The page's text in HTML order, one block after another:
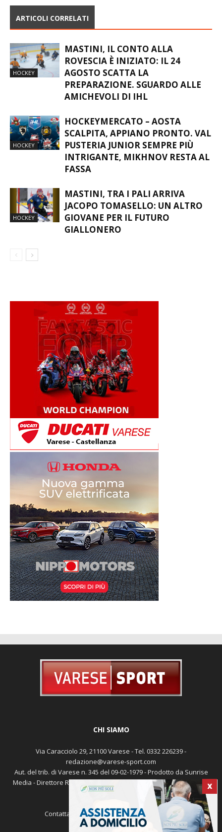
ARTICOLI CORRELATI
HOCKEY
MASTINI, IL CONTO ALLA
ROVESCIA È INIZIATO: IL 24
AGOSTO SCATTA LA
PREPARAZIONE. SGUARDO ALLE
AMICHEVOLI DI IHL
HOCKEY
HOCKEYMERCATO – AOSTA
SCALPITA, APPIANO PRONTO. VAL
PUSTERIA JUNIOR SEMPRE PIÙ
INTRIGANTE, MIKHNOV RESTA AL
FASSA
HOCKEY
MASTINI, TRA I PALI ARRIVA
JACOPO TOMASELLO: UN ALTRO
GIOVANE PER IL FUTURO
GIALLONERO
X
CHI SIAMO
Via Caracciolo 29, 21100 Varese - Tel. 0332 226239 -
redazione@varese-sport.com
Aut. del trib. di Varese n. 345 del 09-02-1979 - Prodotto da Sunrise
Media - Direttore Responsabile: Michele Marocco -Cookie policy
Pubblicità
Contattaci: redazione@varese-sport.com